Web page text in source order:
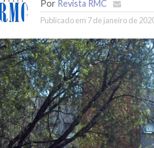
Por Revista RMC
Publicado em 7 de janeiro de